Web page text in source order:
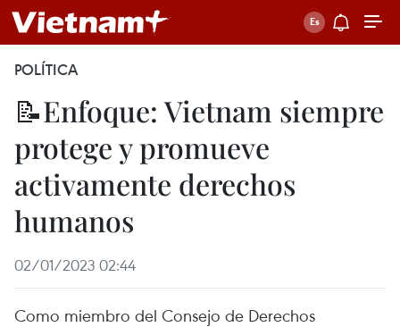
POLÍTICA
📝Enfoque: Vietnam siempre
protege y promueve
activamente derechos
humanos
02/01/2023 02:44
Como miembro del Consejo de Derechos